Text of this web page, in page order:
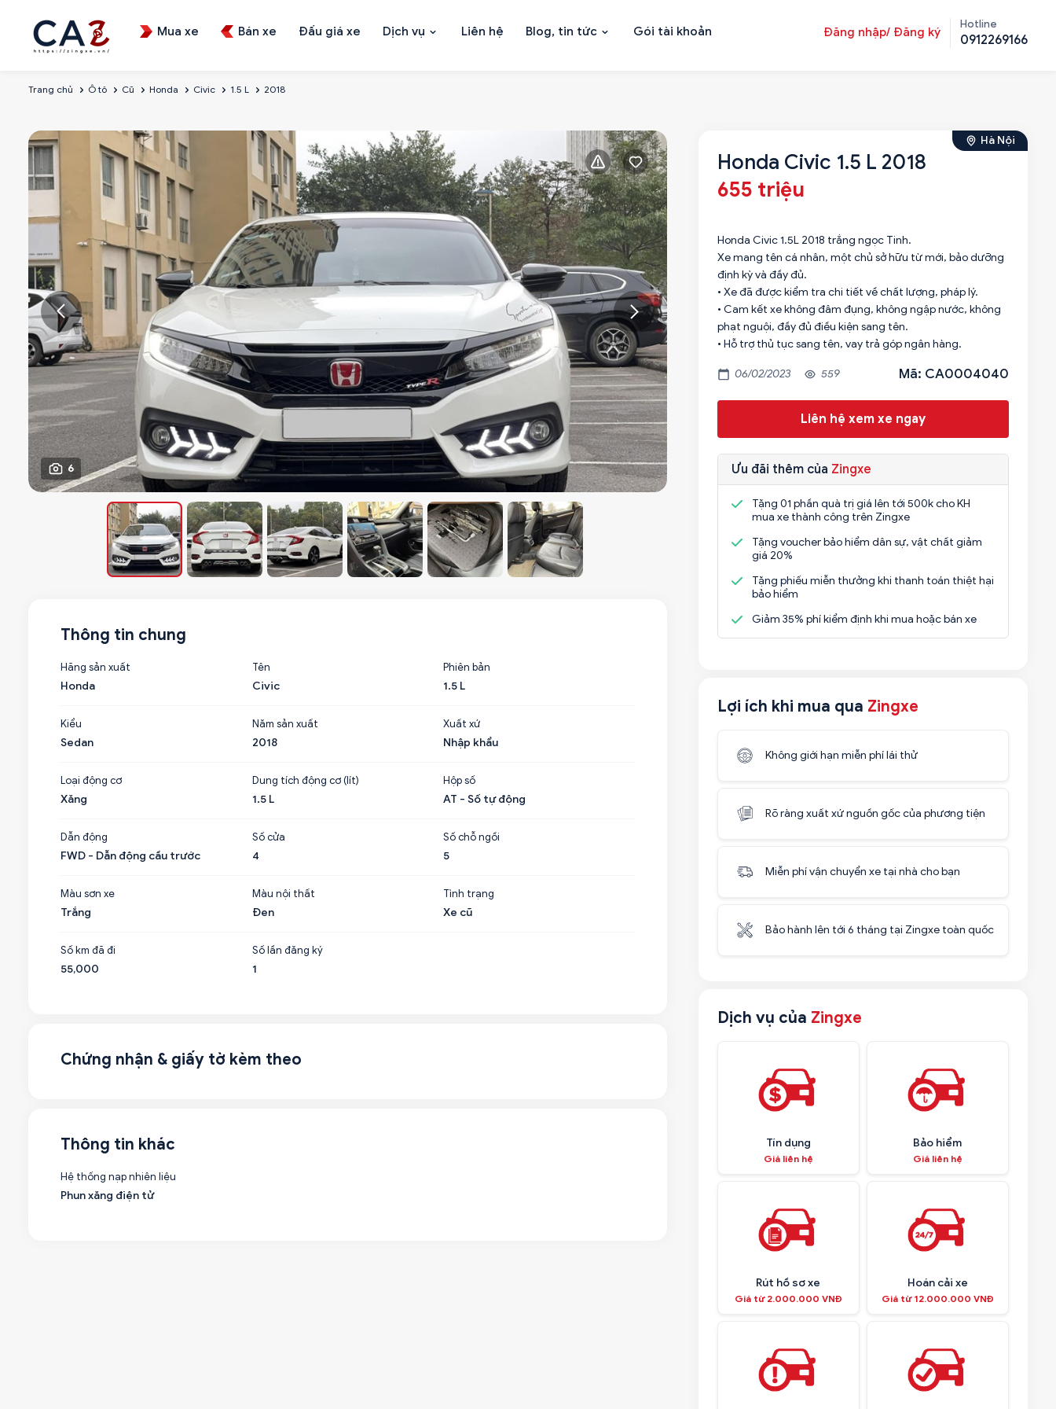
Mua xe Bán xe Đấu giá xe Dịch vụ Liên hệ Blog, tin tức Gói tài khoản Đăng nhập/ Đăng ký
Hotline
0912269166
Trang chủ Ô tô Cũ Honda Civic 1.5 L 2018
6
Hà Nội
Honda Civic 1.5 L 2018
655 triệu
Honda Civic 1.5L 2018 trắng ngọc Tinh.
Xe mang tên cá nhân, một chủ sở hữu từ mới, bảo dưỡng
định kỳ và đầy đủ.
• Xe đã được kiểm tra chi tiết về chất lượng, pháp lý.
• Cam kết xe không đâm đụng, không ngập nước, không
phạt nguội, đầy đủ điều kiện sang tên.
• Hỗ trợ thủ tục sang tên, vay trả góp ngân hàng.
06/02/2023 559 Mã: CA0004040
Liên hệ xem xe ngay
Ưu đãi thêm của Zingxe
Tặng 01 phần quà trị giá lên tới 500k cho KH
mua xe thành công trên Zingxe
Tặng voucher bảo hiểm dân sự, vật chất giảm
giá 20%
Tặng phiếu miễn thưởng khi thanh toán thiệt hại
bảo hiểm
Giảm 35% phí kiểm định khi mua hoặc bán xe
Lợi ích khi mua qua Zingxe
Không giới hạn miễn phí lái thử
Rõ ràng xuất xứ nguồn gốc của phương tiện
Miễn phí vận chuyển xe tại nhà cho bạn
Bảo hành lên tới 6 tháng tại Zingxe toàn quốc
Dịch vụ của Zingxe
Tín dụng
Giá liên hệ
Bảo hiểm
Giá liên hệ
Rút hồ sơ xe
Giá từ 2.000.000 VNĐ
Hoán cải xe
Giá từ 12.000.000 VNĐ
Thông tin chung
Hãng sản xuất
Honda
Tên
Civic
Phiên bản
1.5 L
Kiểu
Sedan
Năm sản xuất
2018
Xuất xứ
Nhập khẩu
Loại động cơ
Xăng
Dung tích động cơ (lít)
1.5 L
Hộp số
AT - Số tự động
Dẫn động
FWD - Dẫn động cầu trước
Số cửa
4
Số chỗ ngồi
5
Màu sơn xe
Trắng
Màu nội thất
Đen
Tình trạng
Xe cũ
Số km đã đi
55,000
Số lần đăng ký
1
Chứng nhận & giấy tờ kèm theo
Thông tin khác
Hệ thống nạp nhiên liệu
Phun xăng điện tử